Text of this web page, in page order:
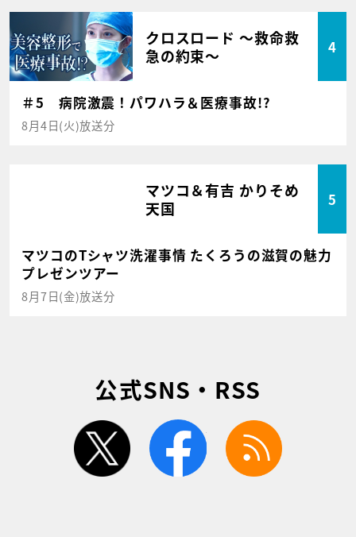
クロスロード ～救命救
急の約束～
4
＃5 病院激震！パワハラ＆医療事故!?
8月4日(火)放送分
マツコ＆有吉 かりそめ
天国
5
マツコのTシャツ洗濯事情 たくろうの滋賀の魅力
プレゼンツアー
8月7日(金)放送分
公式SNS・RSS
twitter facebook